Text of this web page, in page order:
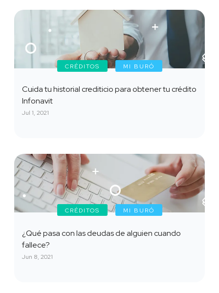
CRÉDITOS MI BURÓ
Cuida tu historial crediticio para obtener tu crédito
Infonavit
Jul 1, 2021
CRÉDITOS MI BURÓ
¿Qué pasa con las deudas de alguien cuando
fallece?
Jun 8, 2021